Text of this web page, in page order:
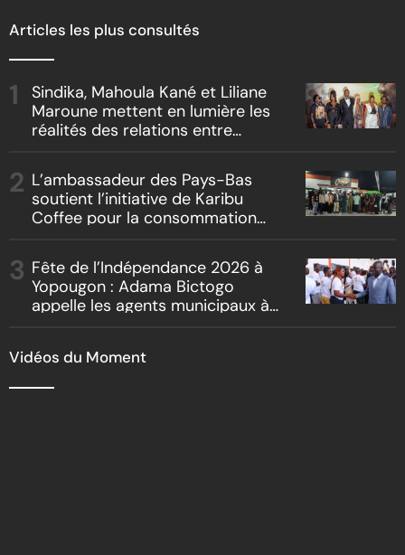
Articles les plus consultés
Sindika, Mahoula Kané et Liliane
Maroune mettent en lumière les
réalités des relations entre
« Boss vs Boss »
L’ambassadeur des Pays-Bas
soutient l’initiative de Karibu
Coffee pour la consommation
reboisement
Fête de l’Indépendance 2026 à
Yopougon : Adama Bictogo
appelle les agents municipaux à
Vidéos du Moment